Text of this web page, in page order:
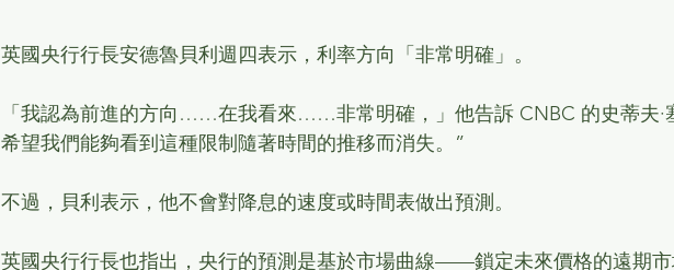
英國央行行長安德魯貝利週四表示，利率方向「非常明確」。
「我認為前進的方向……在我看來……非常明確，」他告訴 CNBC 的史蒂夫·
希望我們能夠看到這種限制隨著時間的推移而消失。”
不過，貝利表示，他不會對降息的速度或時間表做出預測。
英國央行行長也指出，央行的預測是基於市場曲線——鎖定未來價格的遠期